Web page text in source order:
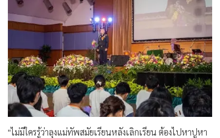
"ไม่มีใครรู้ว่าลุงแม่ทัพสมัยเรียนหลังเลิกเรียน ต้องไปหาปูหา